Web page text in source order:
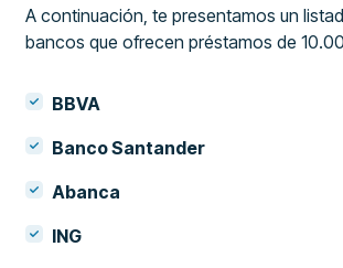
A continuación, te presentamos un
bancos que ofrecen préstamos de
BBVA
Banco Santander
Abanca
ING